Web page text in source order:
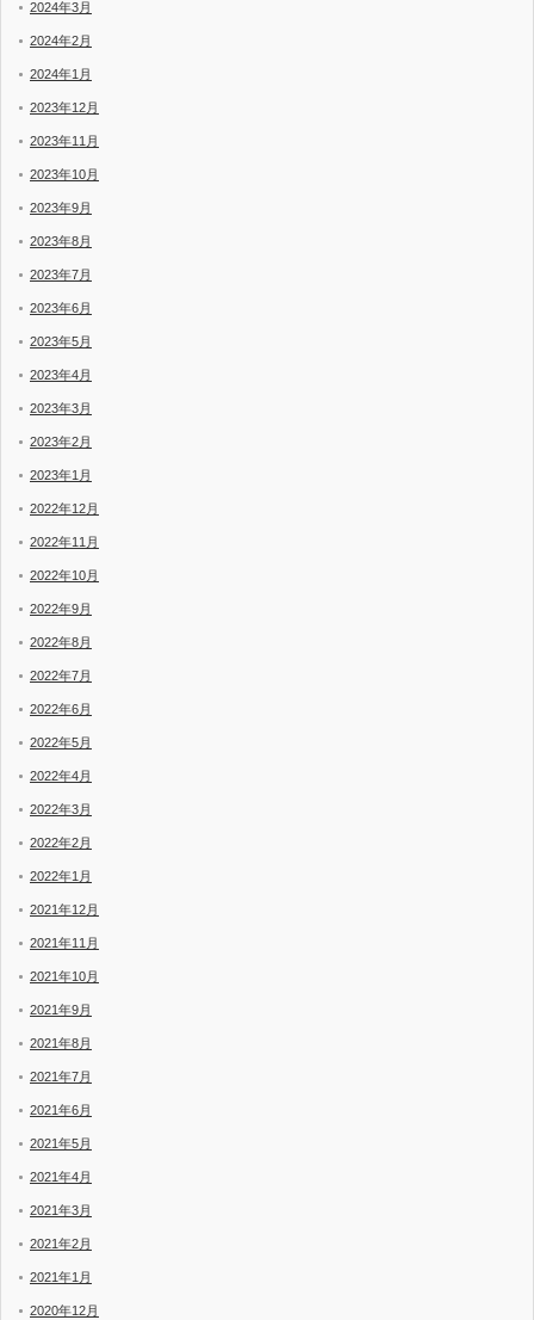
2024年3月
2024年2月
2024年1月
2023年12月
2023年11月
2023年10月
2023年9月
2023年8月
2023年7月
2023年6月
2023年5月
2023年4月
2023年3月
2023年2月
2023年1月
2022年12月
2022年11月
2022年10月
2022年9月
2022年8月
2022年7月
2022年6月
2022年5月
2022年4月
2022年3月
2022年2月
2022年1月
2021年12月
2021年11月
2021年10月
2021年9月
2021年8月
2021年7月
2021年6月
2021年5月
2021年4月
2021年3月
2021年2月
2021年1月
2020年12月